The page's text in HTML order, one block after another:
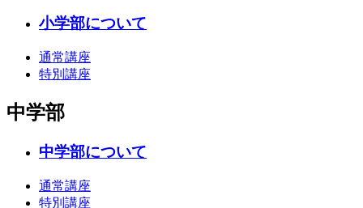
小学部について
通常講座
特別講座
中学部
中学部について
通常講座
特別講座